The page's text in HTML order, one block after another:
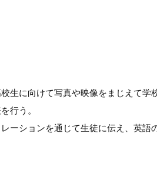
に向けて写真や映像をまじえて学
行う。
ションを通じて生徒に伝え、英語